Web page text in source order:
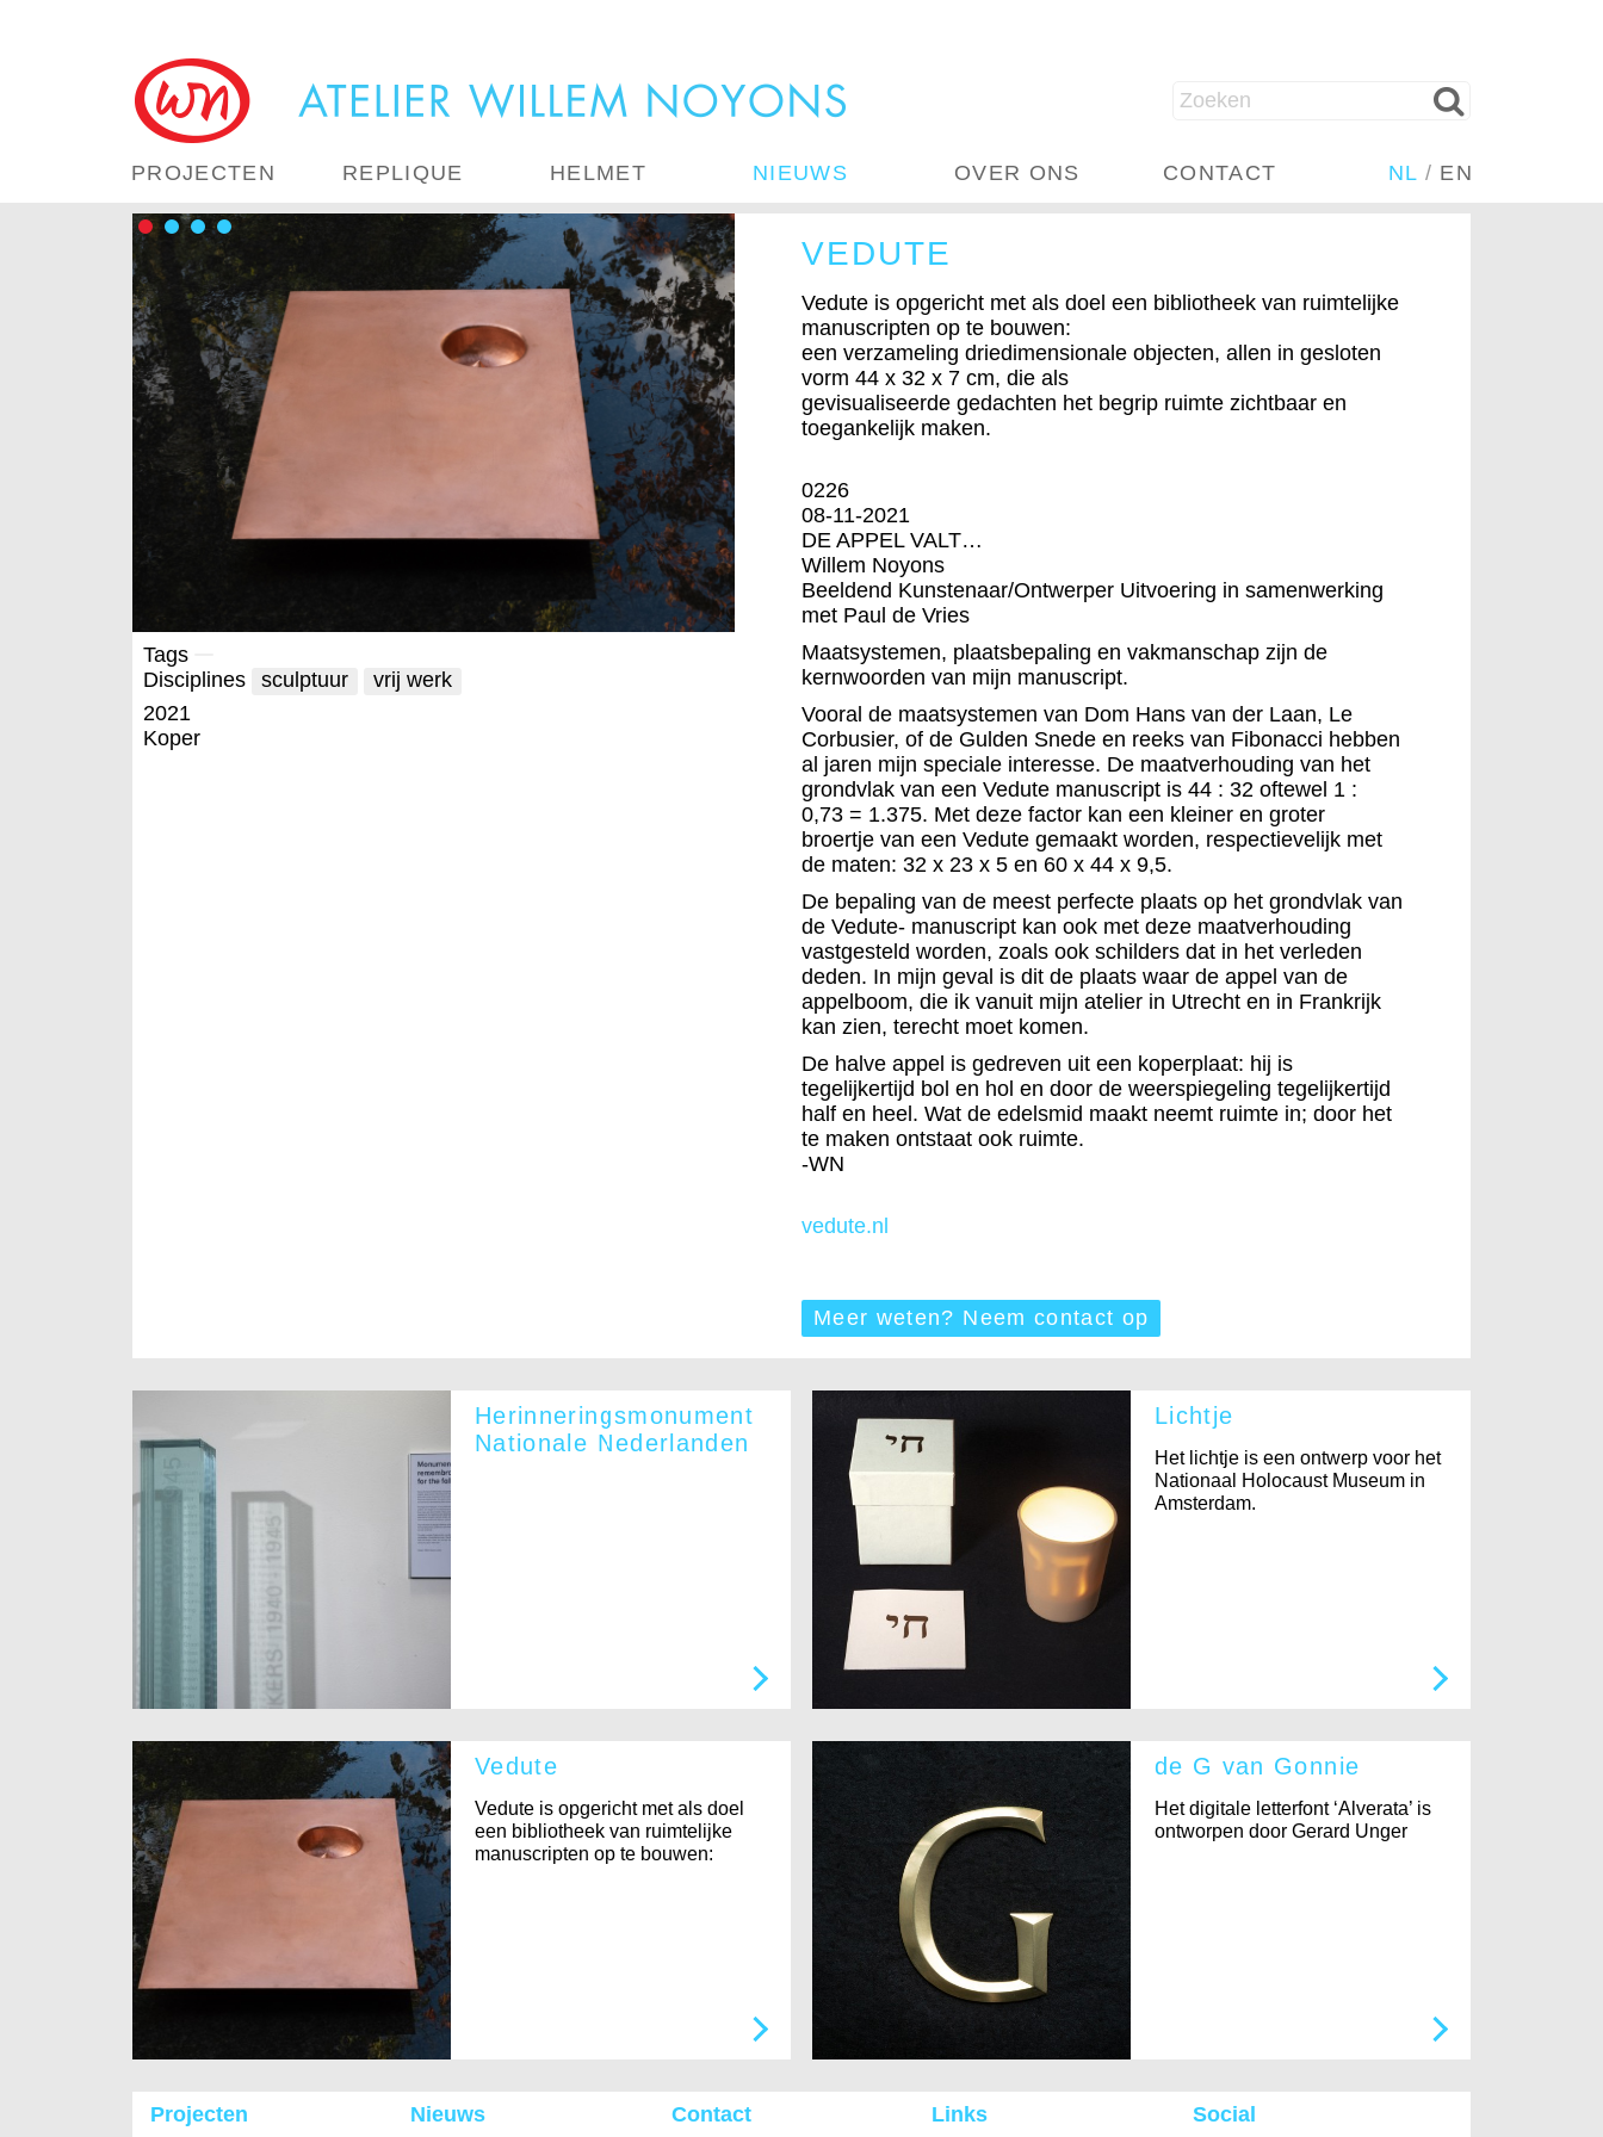
NL / EN
PROJECTEN REPLIQUE HELMET NIEUWS OVER ONS CONTACT
Tags
Disciplines
sculptuur
vrij werk
2021
Koper
VEDUTE
Vedute is opgericht met als doel een bibliotheek van ruimtelijke
manuscripten op te bouwen:
een verzameling driedimensionale objecten, allen in gesloten
vorm 44 x 32 x 7 cm, die als
gevisualiseerde gedachten het begrip ruimte zichtbaar en
toegankelijk maken.
0226
08-11-2021
DE APPEL VALT…
Willem Noyons
Beeldend Kunstenaar/Ontwerper Uitvoering in samenwerking
met Paul de Vries
Maatsystemen, plaatsbepaling en vakmanschap zijn de
kernwoorden van mijn manuscript.
Vooral de maatsystemen van Dom Hans van der Laan, Le
Corbusier, of de Gulden Snede en reeks van Fibonacci hebben
al jaren mijn speciale interesse. De maatverhouding van het
grondvlak van een Vedute manuscript is 44 : 32 oftewel 1 :
0,73 = 1.375. Met deze factor kan een kleiner en groter
broertje van een Vedute gemaakt worden, respectievelijk met
de maten: 32 x 23 x 5 en 60 x 44 x 9,5.
De bepaling van de meest perfecte plaats op het grondvlak van
de Vedute- manuscript kan ook met deze maatverhouding
vastgesteld worden, zoals ook schilders dat in het verleden
deden. In mijn geval is dit de plaats waar de appel van de
appelboom, die ik vanuit mijn atelier in Utrecht en in Frankrijk
kan zien, terecht moet komen.
De halve appel is gedreven uit een koperplaat: hij is
tegelijkertijd bol en hol en door de weerspiegeling tegelijkertijd
half en heel. Wat de edelsmid maakt neemt ruimte in; door het
te maken ontstaat ook ruimte.
-WN
vedute.nl
Meer weten? Neem contact op
Herinneringsmonument
Nationale Nederlanden
Lichtje
Het lichtje is een ontwerp voor het
Nationaal Holocaust Museum in
Amsterdam.
Vedute
Vedute is opgericht met als doel
een bibliotheek van ruimtelijke
manuscripten op te bouwen:
de G van Gonnie
Het digitale letterfont ‘Alverata’ is
ontworpen door Gerard Unger
Projecten Nieuws Contact Links Social